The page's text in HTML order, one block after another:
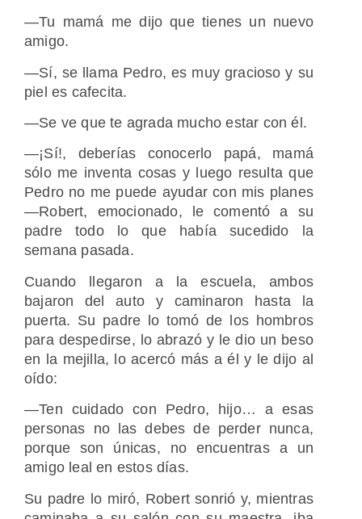
―Tu mamá me dijo que tienes un nuevo
amigo.
―Sí, se llama Pedro, es muy gracioso y su
piel es cafecita.
―Se ve que te agrada mucho estar con él.
―¡Sí!, deberías conocerlo papá, mamá
sólo me inventa cosas y luego resulta que
Pedro no me puede ayudar con mis planes
―Robert, emocionado, le comentó a su
padre todo lo que había sucedido la
semana pasada.
Cuando llegaron a la escuela, ambos
bajaron del auto y caminaron hasta la
puerta. Su padre lo tomó de los hombros
para despedirse, lo abrazó y le dio un beso
en la mejilla, lo acercó más a él y le dijo al
oído:
―Ten cuidado con Pedro, hijo… a esas
personas no las debes de perder nunca,
porque son únicas, no encuentras a un
amigo leal en estos días.
Su padre lo miró, Robert sonrió y, mientras